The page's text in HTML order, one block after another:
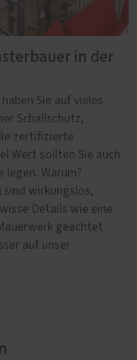
in der
Sie auf vieles
Schallschutz,
zertifizierte
Wert sollten Sie auch
legen. Warum?
sind wirkungslos,
Details wie eine
geachtet
auf unser